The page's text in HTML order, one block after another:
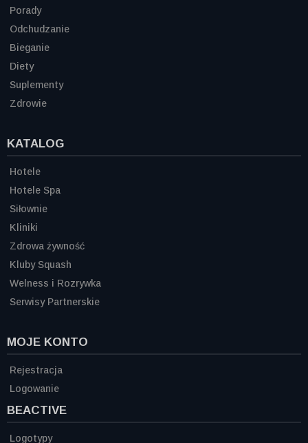
Porady
Odchudzanie
Bieganie
Diety
Suplementy
Zdrowie
KATALOG
Hotele
Hotele Spa
Siłownie
Kliniki
Zdrowa żywność
Kluby Squash
Welness i Rozrywka
Serwisy Partnerskie
MOJE KONTO
Rejestracja
Logowanie
BEACTIVE
Logotypy